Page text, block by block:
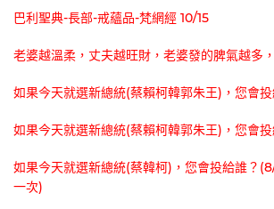
巴利聖典-長部-戒蘊品-梵網經 10/15
老婆越溫柔，丈夫越旺財，老婆發的脾氣越多
如果今天就選新總統(蔡賴柯韓郭朱王)，您會
如果今天就選新總統(蔡賴柯韓郭朱王)，您會
如果今天就選新總統(蔡韓柯)，您會投給誰？
一次)